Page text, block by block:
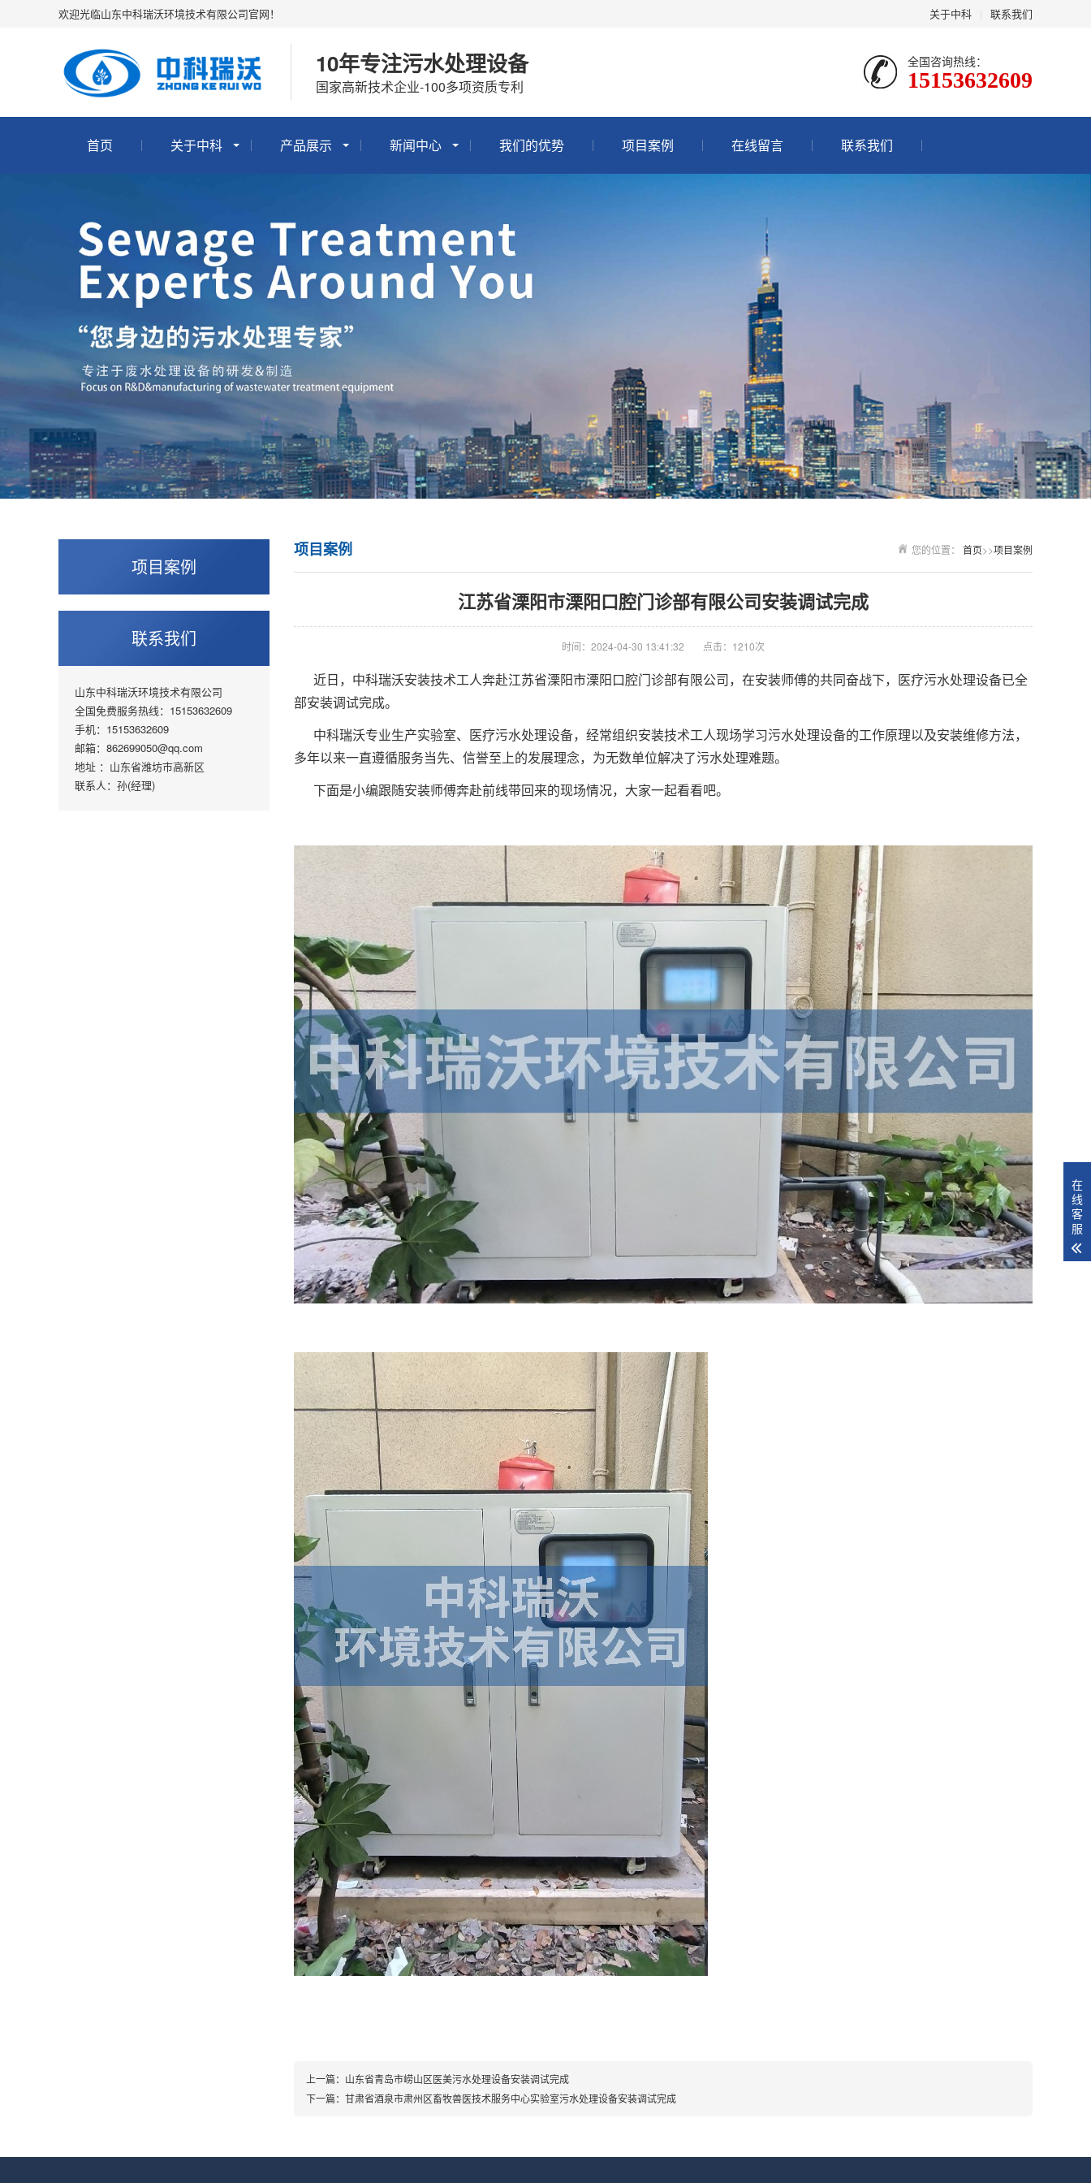
关于中科 联系我们
欢迎光临山东中科瑞沃环境技术有限公司官网！
10年专注污水处理设备
国家高新技术企业-100多项资质专利
全国咨询热线：
15153632609
首页 关于中科 产品展示 新闻中心 我们的优势 项目案例 在线留言 联系我们
项目案例
联系我们
山东中科瑞沃环境技术有限公司
全国免费服务热线：15153632609
手机：15153632609
邮箱：862699050@qq.com
地址 ：山东省潍坊市高新区
联系人：孙(经理)
您的位置： 首页>>项目案例
项目案例
江苏省溧阳市溧阳口腔门诊部有限公司安装调试完成
时间：2024-04-30 13:41:32 点击：1210次
近日，中科瑞沃安装技术工人奔赴江苏省溧阳市溧阳口腔门诊部有限公司，在安装师傅的共同奋战下，医疗污水处理设备已全
部安装调试完成。
中科瑞沃专业生产实验室、医疗污水处理设备，经常组织安装技术工人现场学习污水处理设备的工作原理以及安装维修方法，
多年以来一直遵循服务当先、信誉至上的发展理念，为无数单位解决了污水处理难题。
下面是小编跟随安装师傅奔赴前线带回来的现场情况，大家一起看看吧。
上一篇： 山东省青岛市崂山区医美污水处理设备安装调试完成
下一篇： 甘肃省酒泉市肃州区畜牧兽医技术服务中心实验室污水处理设备安装调试完成
在
线
客
服